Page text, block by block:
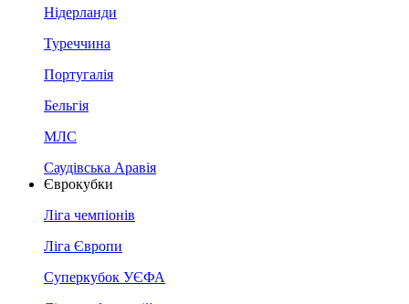
Нідерланди
Туреччина
Португалія
Бельгія
МЛС
Саудівська Аравія
Єврокубки
Ліга чемпіонів
Ліга Європи
Суперкубок УЄФА